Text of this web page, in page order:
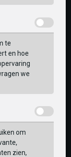
te
en hoe
we
om
zien,